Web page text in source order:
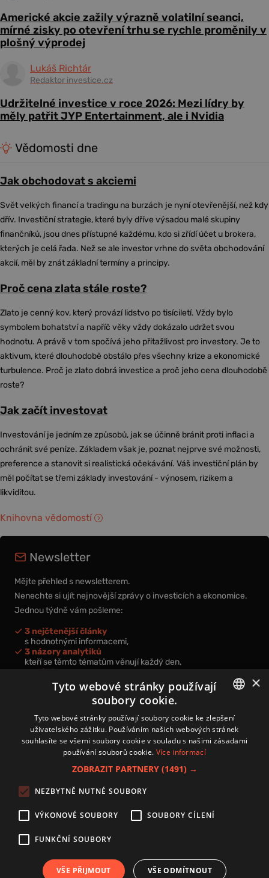
Americké akcie zažily výrazně volatilní seanci,
mírné zisky po otevření trhu se rychle proměnily v
plošný výprodej
Lukáš Richtár
Redaktor investice.cz
Udržitelné investice v roce 2026: Mezi lídry by
měly patřit JYP Entertainment, ale i Nvidia
Vědomosti dne
Jak obchodovat s akciemi
Svět velkých financí a tradingu na burzách je nyní otevřenější, než kdy
dřív. Investiční strategie, které byly dříve výsadou malé skupiny
finančníků, jsou dnes přístupné každému, kdo si zřídí účet u brokera,
kterých je celá řada. Než se ale investor vrhne do světa obchodování
akcií, měl by znát základní termíny a principy.
Proč cena zlata stále roste?
Zlato je cenný kov, který provází lidstvo po tisíciletí. Vždy bylo
symbolem bohatství a napříč věky vždy dokázalo udržet svou
hodnotu. A právě v tom spočívá jeho přitažlivost pro investory. Je to
aktivum, které dlouhodobě obstálo přes všechny krize a ekonomické
turbulence. Proč je zlato dobrá investice a proč jeho cena dlouhodobě
roste?
Jak začít investovat
Investování je jedním ze způsobů, jak se účinně bránit proti inflaci a
ochránit své peníze. Základem však je, poznat nejprve své možnosti,
preference a stanovit si realistická očekávání. Váš investiční plán by
měl počítat se třemi základy investování - výnosem, rizikem a
likviditou.
Knihovna vědomostí
Newsletter
Mějte přehled s newsletterem.
Nenechte si ujít nejnovější zprávy o investicích a ekonomice.
Jednou týdně vám pošleme:
3 nejčtenější články
s hodnotnými informacemi,
3 názory analytiků
kteří se těmto tématům věnují každý den,
nová videa a podcasty
k prohloubení vašich znalostí.
Přihlášením k newsletteru vyjadřujete svůj souhlas spodmínkami
zpracování osobních údajů.
Zásady používání souborů cookies
Autoři
Nastavení cookies
CZECH
×
Tyto webové stránky používají
soubory cookie.
Tyto webové stránky používají soubory cookie ke zlepšení
uživatelského zážitku. Používáním našich webových stránek
souhlasíte se všemi soubory cookie v souladu s našimi zásadami
používání souborů cookie. Více informací
ZOBRAZIT PARTNERY (1491) →
NEZBYTNĚ NUTNÉ SOUBORY
VÝKONOVÉ SOUBORY SOUBORY CÍLENÍ
FUNKČNÍ SOUBORY
VŠE PŘIJMOUT VŠE ODMÍTNOUT